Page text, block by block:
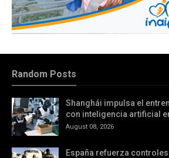
Random Posts
Shanghái impulsa el
con inteligencia artificial
August 08, 2026
España refuerza